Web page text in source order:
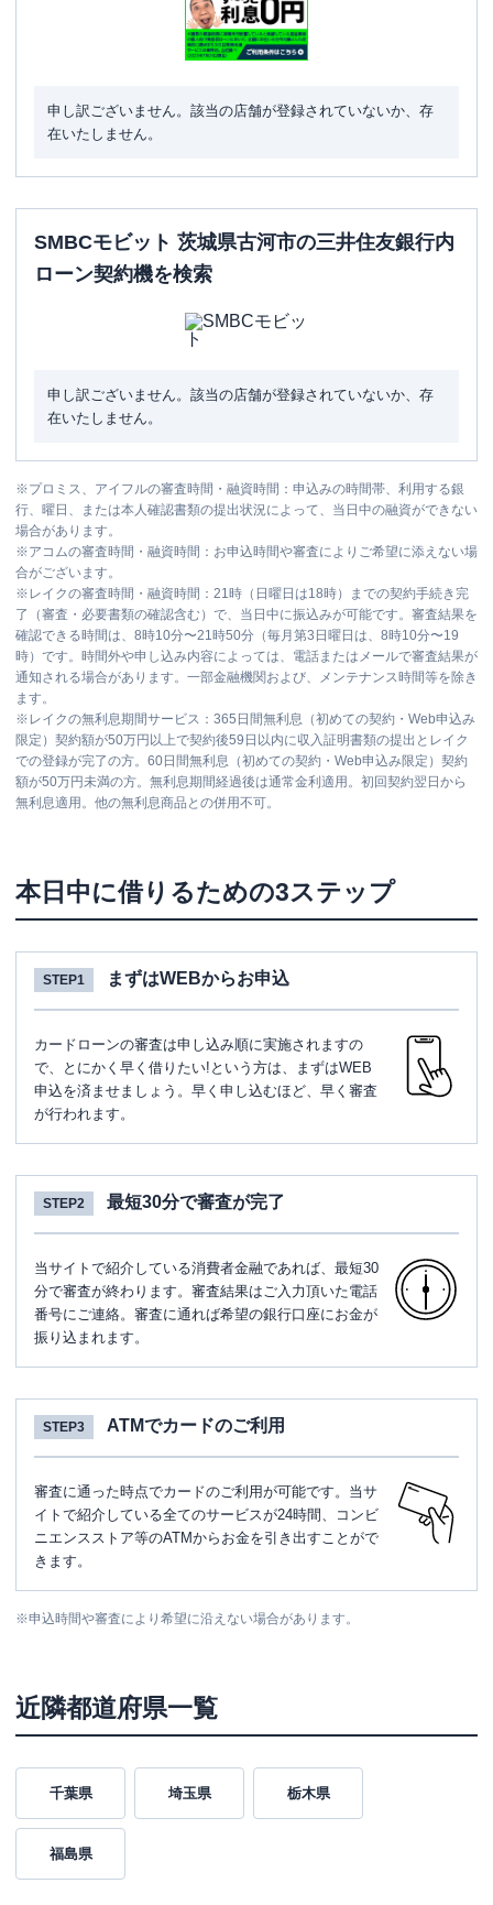
申し訳ございません。該当の店舗が登録されていないか、存
在いたしません。
SMBCモビット 茨城県古河市の三井住友銀行内
ローン契約機を検索
申し訳ございません。該当の店舗が登録されていないか、存
在いたしません。
※プロミス、アイフルの審査時間・融資時間：申込みの時間帯、利用する銀
行、曜日、または本人確認書類の提出状況によって、当日中の融資ができない
場合があります。
※アコムの審査時間・融資時間：お申込時間や審査によりご希望に添えない場
合がございます。
※ レイクの審査時間・融資時間：21時（日曜日は18時）までの契約手続き完
了（審査・必要書類の確認含む）で、当日中に振込みが可能です。審査結果を
確認できる時間は、8時10分〜21時50分（毎月第3日曜日は、8時10分〜19
時）です。時間外や申し込み内容によっては、電話またはメールで審査結果が
通知される場合があります。一部金融機関および、メンテナンス時間等を除き
ます。
※ レイクの無利息期間サービス：365日間無利息（初めての契約・Web申込み
限定）契約額が50万円以上で契約後59日以内に収入証明書類の提出とレイク
での登録が完了の方。60日間無利息（初めての契約・Web申込み限定）契約
額が50万円未満の方。無利息期間経過後は通常金利適用。初回契約翌日から
無利息適用。他の無利息商品との併用不可。
本日中に借りるための3ステップ
STEP1 まずはWEBからお申込
カードローンの審査は申し込み順に実施されますの
で、とにかく早く借りたい!という方は、まずはWEB
申込を済ませましょう。早く申し込むほど、早く審査
が行われます。
STEP2 最短30分で審査が完了
当サイトで紹介している消費者金融であれば、最短30
分で審査が終わります。審査結果はご入力頂いた電話
番号にご連絡。審査に通れば希望の銀行口座にお金が
振り込まれます。
STEP3 ATMでカードのご利用
審査に通った時点でカードのご利用が可能です。当サ
イトで紹介している全てのサービスが24時間、コンビ
ニエンスストア等のATMからお金を引き出すことがで
きます。
※申込時間や審査により希望に沿えない場合があります。
近隣都道府県一覧
千葉県 埼玉県 栃木県
福島県